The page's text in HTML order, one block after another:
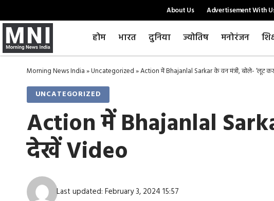
About Us Advertisement With
होम भारत दुनिया ज्योतिष मनोरंजन
Morning News India»Uncategorized»Action में Bhajanlal Sarkar के वन मंत्री, बोले- ‘लूट
UNCATEGORIZED
Action में Bhajanlal
देखें Video
Last updated: February 3, 2024 15:57